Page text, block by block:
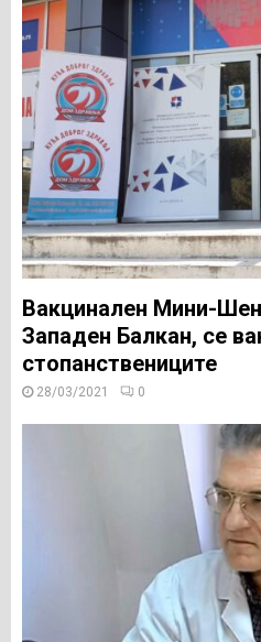
Вакцинален Мини-
Западен Балкан, се
стопанствениците
28/03/2021 0